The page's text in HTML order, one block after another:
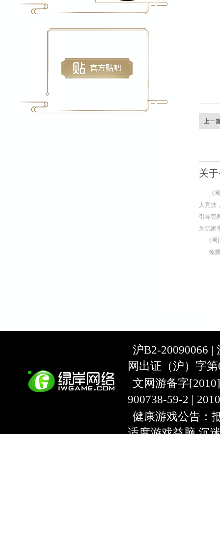
上一
关
《
人竞技
引导完
为玩家
《
免
沪B2-20090066 |
网出证（沪）字
文网游备字
900738-59-2 |
健康游戏公告：
适度游戏益脑 沉